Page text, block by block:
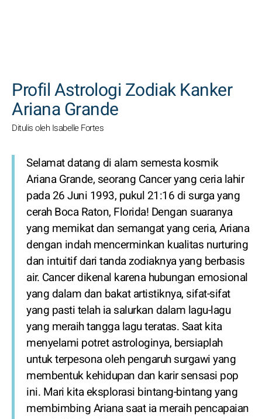
Profil Astrologi Zodiak Kanker
Ariana Grande
Ditulis oleh Isabelle Fortes
Selamat datang di alam semesta kosmik
Ariana Grande, seorang Cancer yang ceria lahir
pada 26 Juni 1993, pukul 21:16 di surga yang
cerah Boca Raton, Florida! Dengan suaranya
yang memikat dan semangat yang ceria, Ariana
dengan indah mencerminkan kualitas nurturing
dan intuitif dari tanda zodiaknya yang berbasis
air. Cancer dikenal karena hubungan emosional
yang dalam dan bakat artistiknya, sifat-sifat
yang pasti telah ia salurkan dalam lagu-lagu
yang meraih tangga lagu teratas. Saat kita
menyelami potret astrologinya, bersiaplah
untuk terpesona oleh pengaruh surgawi yang
membentuk kehidupan dan karir sensasi pop
ini. Mari kita eksplorasi bintang-bintang yang
membimbing Ariana saat ia meraih pencapaian